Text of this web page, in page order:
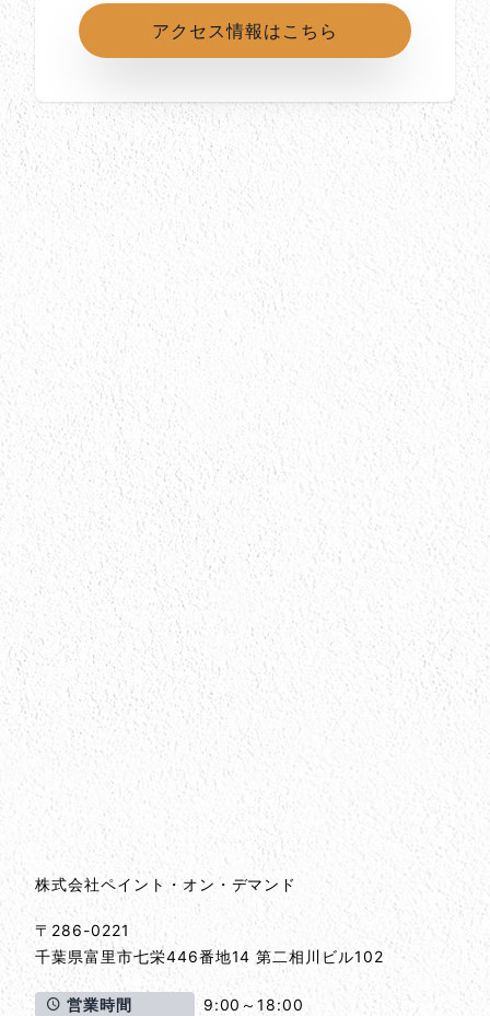
アクセス情報はこちら
所在地
会社情報とサイトマップ
会社情報
株式会社ペイント・オン・デマンド
〒286-0221
千葉県富里市七栄446番地14 第二相川ビル102
営業時間 9:00～18:00